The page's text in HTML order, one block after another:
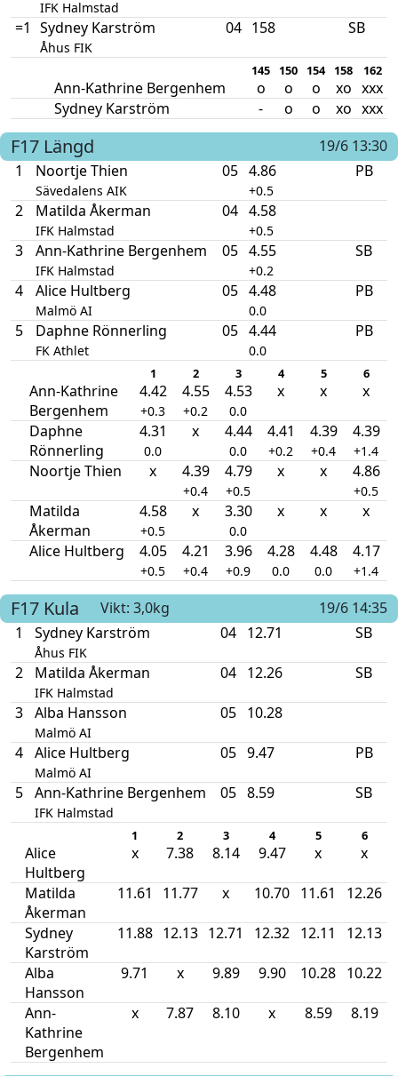
IFK Halmstad
=1 Sydney Karström
Åhus FIK
04 158 SB
145 150 154 158 162
Ann-Kathrine Bergenhem o o o xo xxx
Sydney Karström
- o o xo xxx
F17 Längd
19/6 13:30
1
Noortje Thien
Sävedalens AIK
05 4.86
+0.5
PB
2 Matilda Åkerman
IFK Halmstad
04 4.58
+0.5
3 Ann-Kathrine Bergenhem
IFK Halmstad
05 4.55
+0.2
SB
4 Alice Hultberg
Malmö AI
05 4.48
0.0
PB
5 Daphne Rönnerling
FK Athlet
05 4.44
0.0
PB
1 2 3 4 5 6
Ann-Kathrine
Bergenhem
4.42
+0.3
4.55
+0.2
4.53
0.0
x x x
Daphne
Rönnerling
4.31
0.0
x 4.44
0.0
4.41
+0.2
4.39
+0.4
4.39
+1.4
Noortje Thien x 4.39
+0.4
4.79
+0.5
x x 4.86
+0.5
Matilda
Åkerman
4.58
+0.5
x 3.30
0.0
x x x
Alice Hultberg 4.05
+0.5
4.21
+0.4
3.96
+0.9
4.28
0.0
4.48
0.0
4.17
+1.4
F17 Kula Vikt: 3,0kg
19/6 14:35
1
Sydney Karström
Åhus FIK
04 12.71 SB
2 Matilda Åkerman
IFK Halmstad
04 12.26 SB
3 Alba Hansson
Malmö AI
05 10.28
4 Alice Hultberg
Malmö AI
05 9.47 PB
5 Ann-Kathrine Bergenhem
IFK Halmstad
05 8.59 SB
1 2 3 4 5 6
Alice
Hultberg
x 7.38 8.14 9.47 x x
Matilda
Åkerman
11.61 11.77 x 10.70 11.61 12.26
Sydney
Karström
11.88 12.13 12.71 12.32 12.11 12.13
Alba
Hansson
9.71 x 9.89 9.90 10.28 10.22
Ann-
Kathrine
Bergenhem
x 7.87 8.10 x 8.59 8.19